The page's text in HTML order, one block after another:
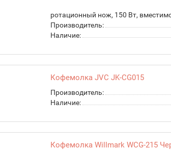
ротационный нож, 150 Вт,
Производитель:
Наличие:
Кофемолка JVC JK-CG015
Производитель:
Наличие:
Кофемолка Willmark WCG-215